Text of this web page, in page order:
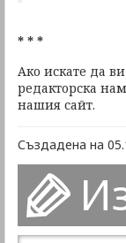
* * *
Ако искате да
редакторска
нашия сайт.
Създадена на